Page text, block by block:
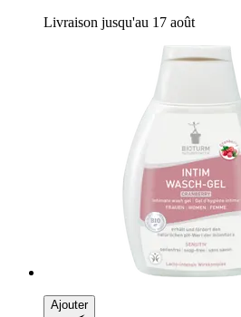
Livraison jusqu'au 17 août
Ajouter